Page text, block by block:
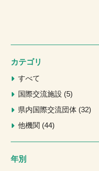
カテゴリ
すべて
国際交流施設
5
県内国際交流団体 32
他機関
44
年別